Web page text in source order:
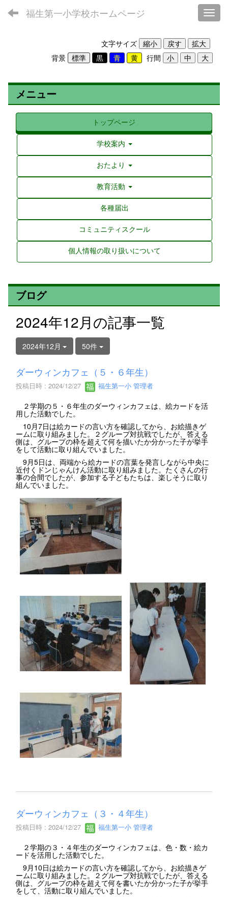
福生第一小学校ホームページ
文字サイズ
背景
行間
メニュー
トップページ
学校案内
おたより
教育活動
各種届出
コミュニティスクール
個人情報の取り扱いについて
ブログ
2024年12月の記事一覧
2024年12月 50件
ダーウィンカフェ（５・６年生）
投稿日時 : 2024/12/27 福生第一小 管理者
２学期の５・６年生のダーウィンカフェは、絵カードを活
用した活動でした。
10月7日は絵カードの言い方を確認してから、お絵描きゲ
ームに取り組みました。２グループ対抗戦でしたが、答える
側は、グループの枠を超えて何を描いたか分かった子が挙手
をして活動に取り組んでいました。
9月5日は、両端から絵カードの言葉を発言しながら中央に
近付くドンじゃんけん活動に取り組みました。たくさんの行
事の合間でしたが、参加する子どもたちは、楽しそうに取り
組んでいました。
ダーウィンカフェ（３・４年生）
投稿日時 : 2024/12/27 福生第一小 管理者
２学期の３・４年生のダーウィンカフェは、色・数・絵カ
ードを活用した活動でした。
9月10日は絵カードの言い方を確認してから、お絵描きゲ
ームに取り組みました。２グループ対抗戦でしたが、答える
側は、グループの枠を超えて何を書いたか分かった子が挙手
をして、活動に取り組んでいました。